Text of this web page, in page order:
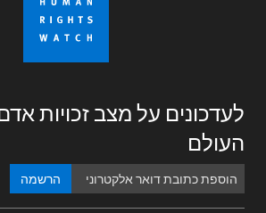
לעדכונים על מצב זכויות
העולם
הרשמה